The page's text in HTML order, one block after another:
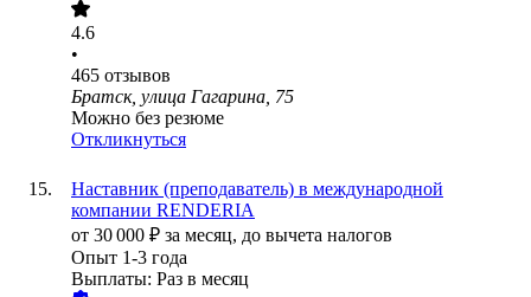
4.6
•
465 отзывов
Братск, улица Гагарина, 75
Можно без резюме
Откликнуться
Наставник (преподаватель) в международной
компании RENDERIA
от 30 000 ₽ за месяц, до вычета налогов
Опыт 1-3 года
Выплаты: Раз в месяц